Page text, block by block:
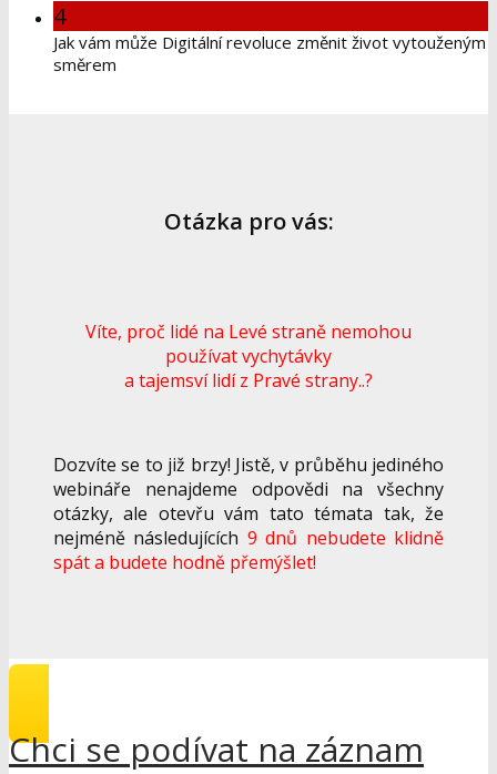
4
Jak vám může Digitální revoluce změnit život vytouženým
směrem
Otázka pro vás:
Víte, proč lidé na Levé straně nemohou
používat vychytávky
a tajemsví lidí z Pravé strany..?
Dozvíte se to již brzy! Jistě, v průběhu jediného
webináře nenajdeme odpovědi na všechny
otázky, ale otevřu vám tato témata tak, že
nejméně následujících 9 dnů nebudete klidně
spát a budete hodně přemýšlet!
Chci se podívat na záznam